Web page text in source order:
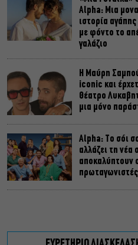
Alpha: Μια
ιστορία
με φόντο το
γαλάζιο
Η Μαύρη
iconic και
Θέατρο
μια μόνο
Alpha: Το σόι
αλλάζει τη νέα
αποκαλύπτουν
πρωταγωνιστές